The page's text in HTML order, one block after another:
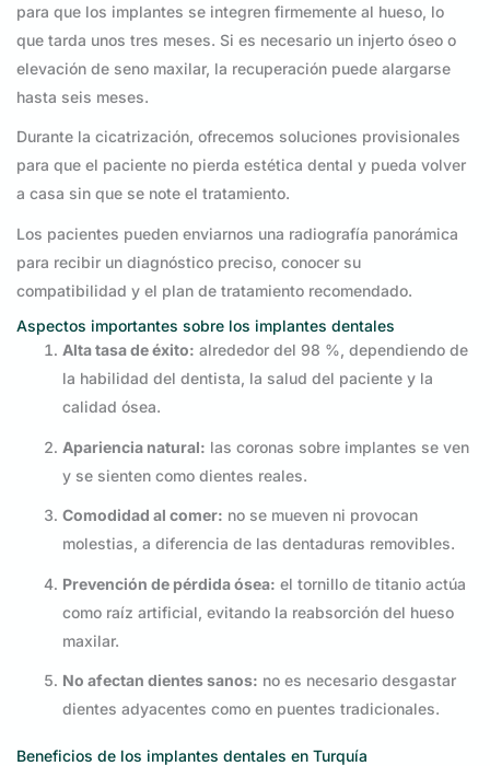
para que los implantes se integren firmemente al hueso, lo
que tarda unos tres meses. Si es necesario un injerto óseo o
elevación de seno maxilar, la recuperación puede alargarse
hasta seis meses.
Durante la cicatrización, ofrecemos soluciones provisionales
para que el paciente no pierda estética dental y pueda volver
a casa sin que se note el tratamiento.
Los pacientes pueden enviarnos una radiografía panorámica
para recibir un diagnóstico preciso, conocer su
compatibilidad y el plan de tratamiento recomendado.
Aspectos importantes sobre los implantes dentales
Alta tasa de éxito: alrededor del 98 %, dependiendo de
la habilidad del dentista, la salud del paciente y la
calidad ósea.
Apariencia natural: las coronas sobre implantes se ven
y se sienten como dientes reales.
Comodidad al comer: no se mueven ni provocan
molestias, a diferencia de las dentaduras removibles.
Prevención de pérdida ósea: el tornillo de titanio actúa
como raíz artificial, evitando la reabsorción del hueso
maxilar.
No afectan dientes sanos: no es necesario desgastar
dientes adyacentes como en puentes tradicionales.
Beneficios de los implantes dentales en Turquía